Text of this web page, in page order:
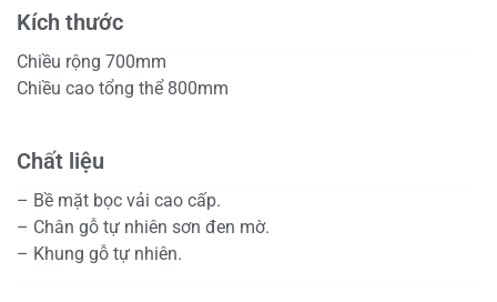
Kích thước
Chiều rộng 700mm
Chiều cao tổng thể 800mm
Chất liệu
– Bề mặt bọc vải cao cấp.
– Chân gỗ tự nhiên sơn đen mờ.
– Khung gỗ tự nhiên.